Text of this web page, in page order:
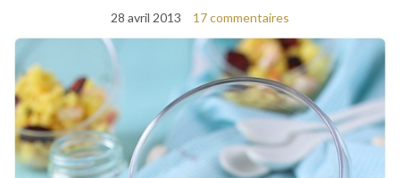
28 avril 2013 17 commentaires